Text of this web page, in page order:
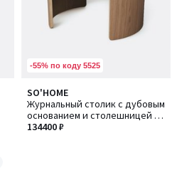
-55% по коду 5525
SO'HOME
Журнальный столик с дубовым
основанием и столешницей из
акрилового камня
134400 ₽